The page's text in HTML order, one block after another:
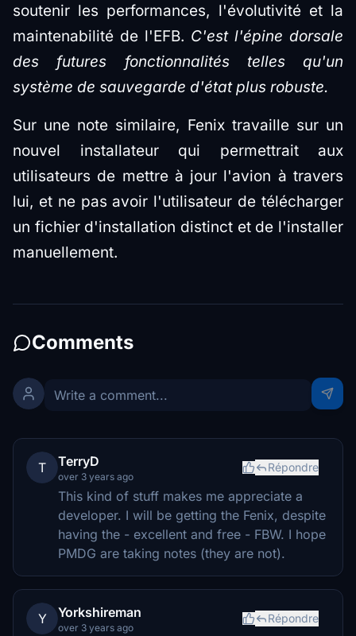
soutenir les performances, l'évolutivité et la
maintenabilité de l'EFB. C'est l'épine dorsale
des futures fonctionnalités telles qu'un
système de sauvegarde d'état plus robuste.
Sur une note similaire, Fenix travaille sur un
nouvel installateur qui permettrait aux
utilisateurs de mettre à jour l'avion à travers
lui, et ne pas avoir l'utilisateur de télécharger
un fichier d'installation distinct et de l'installer
manuellement.
Comments
T TerryD
over 3 years ago
Répondre
This kind of stuff makes me appreciate a
developer. I will be getting the Fenix, despite
having the - excellent and free - FBW. I hope
PMDG are taking notes (they are not).
Y Yorkshireman
over 3 years ago
Répondre